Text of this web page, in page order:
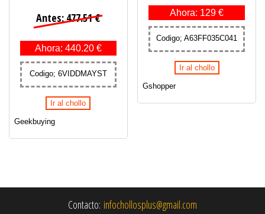
Antes: 477.51 €
Ahora: 440.20 €
Codigo; 6VIDDMAYST
Ir al chollo
Geekbuying
Ahora: 129 €
Codigo; A63FF035C041
Ir al chollo
Gshopper
Contacto: infochollosplus@gmail.com